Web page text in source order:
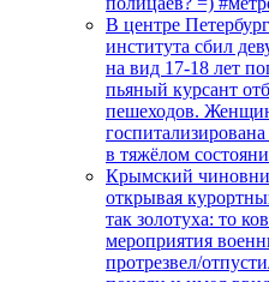
В центре
института сбил
на вид 17-18 лет
пьяный курсант
пешеходов.
в тяжёлом
Крымский
открывая
так золотуха: то
мероприятия
протрезвел/